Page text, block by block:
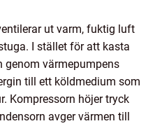
ut varm, fuktig luft
I stället för att kasta
genom värmepumpens
till ett köldmedium som
Kompressorn höjer tryck
avger värmen till